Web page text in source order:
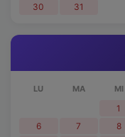
30
31
LU MA MI
1
6
7 8